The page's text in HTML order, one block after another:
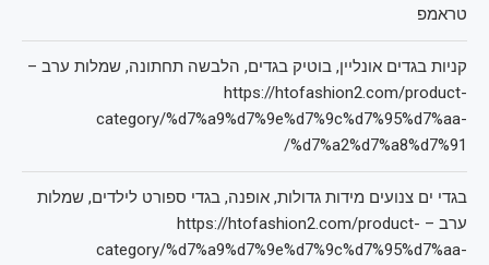
טראמפ
קניות בגדים אונליין, בוטיק בגדים, הלבשה תחתונה, שמלות ערב –
https://htofashion2.com/product-
category/%d7%a9%d7%9e%d7%9c%d7%95%d7%aa-
%d7%a2%d7%a8%d7%91/
בגדי ים צנועים מידות גדולות, אופנה, בגדי ספורט לילדים, שמלות
ערב – https://htofashion2.com/product-
category/%d7%a9%d7%9e%d7%9c%d7%95%d7%aa-